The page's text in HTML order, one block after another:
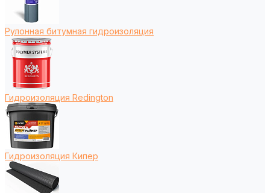
Рулонная битумная гидроизоляция
Гидроизоляция Redington
Гидроизоляция Кипер